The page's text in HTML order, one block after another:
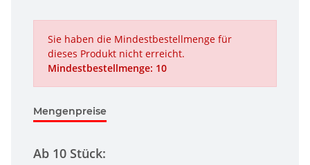
Sie haben die Mindestbestellmenge für
dieses Produkt nicht erreicht.
Mindestbestellmenge: 10
Mengenpreise
Ab 10 Stück: